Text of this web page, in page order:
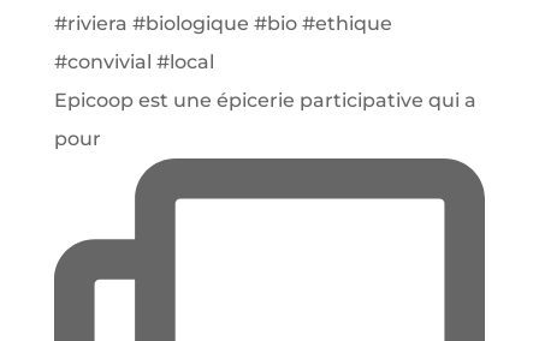
Epicoop est une épicerie participative qui a
pour